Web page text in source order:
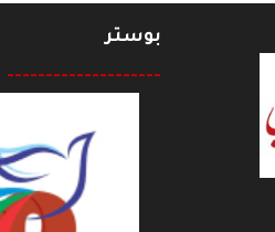
بوستر
--------------------